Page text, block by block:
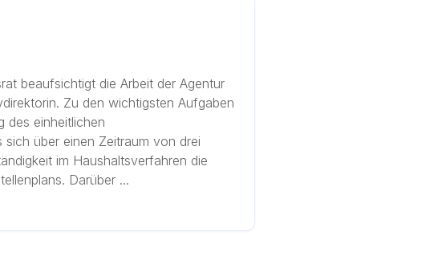
beaufsichtigt die Arbeit der Agentur
Zu den wichtigsten Aufgaben
des einheitlichen
sich über einen Zeitraum von drei
im Haushaltsverfahren die
Darüber ...